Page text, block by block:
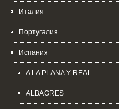
Италия
Португалия
Испания
A LA PLANA Y REAL
ALBAGRES